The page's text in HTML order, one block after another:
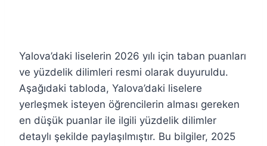
Yalova’daki liselerin 2026 yılı için taban puanları
ve yüzdelik dilimleri resmi olarak duyuruldu.
Aşağıdaki tabloda, Yalova’daki liselere
yerleşmek isteyen öğrencilerin alması gereken
en düşük puanlar ile ilgili yüzdelik dilimler
detaylı şekilde paylaşılmıştır. Bu bilgiler, 2025